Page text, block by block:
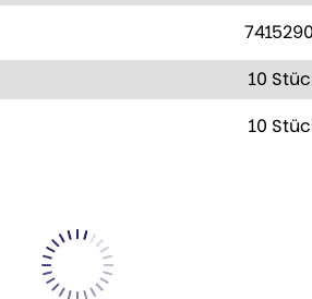
10
10